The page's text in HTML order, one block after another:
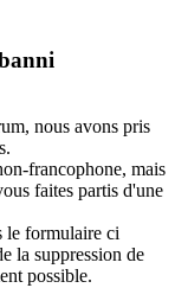
nous avons pris
francophone, mais
faites partis d'une
le formulaire ci
la suppression de
possible.